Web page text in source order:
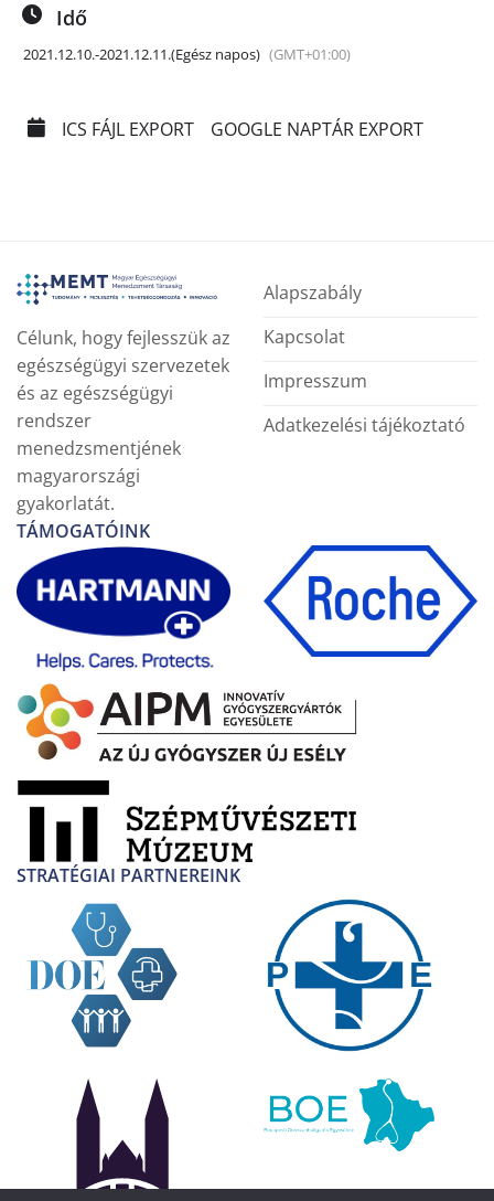
Idő
2021.12.10.-2021.12.11.(Egész napos) (GMT+01:00)
ICS FÁJL EXPORT GOOGLE NAPTÁR EXPORT
Célunk, hogy fejlesszük az
egészségügyi szervezetek
és az egészségügyi
rendszer
menedzsmentjének
magyarországi
gyakorlatát.
Alapszabály
Kapcsolat
Impresszum
Adatkezelési tájékoztató
TÁMOGATÓINK
STRATÉGIAI PARTNEREINK